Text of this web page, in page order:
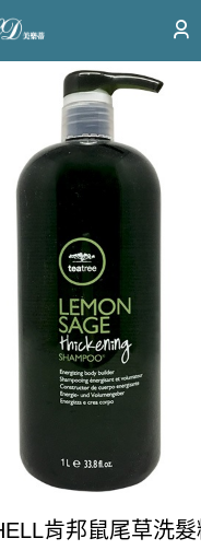
肯邦鼠尾草洗